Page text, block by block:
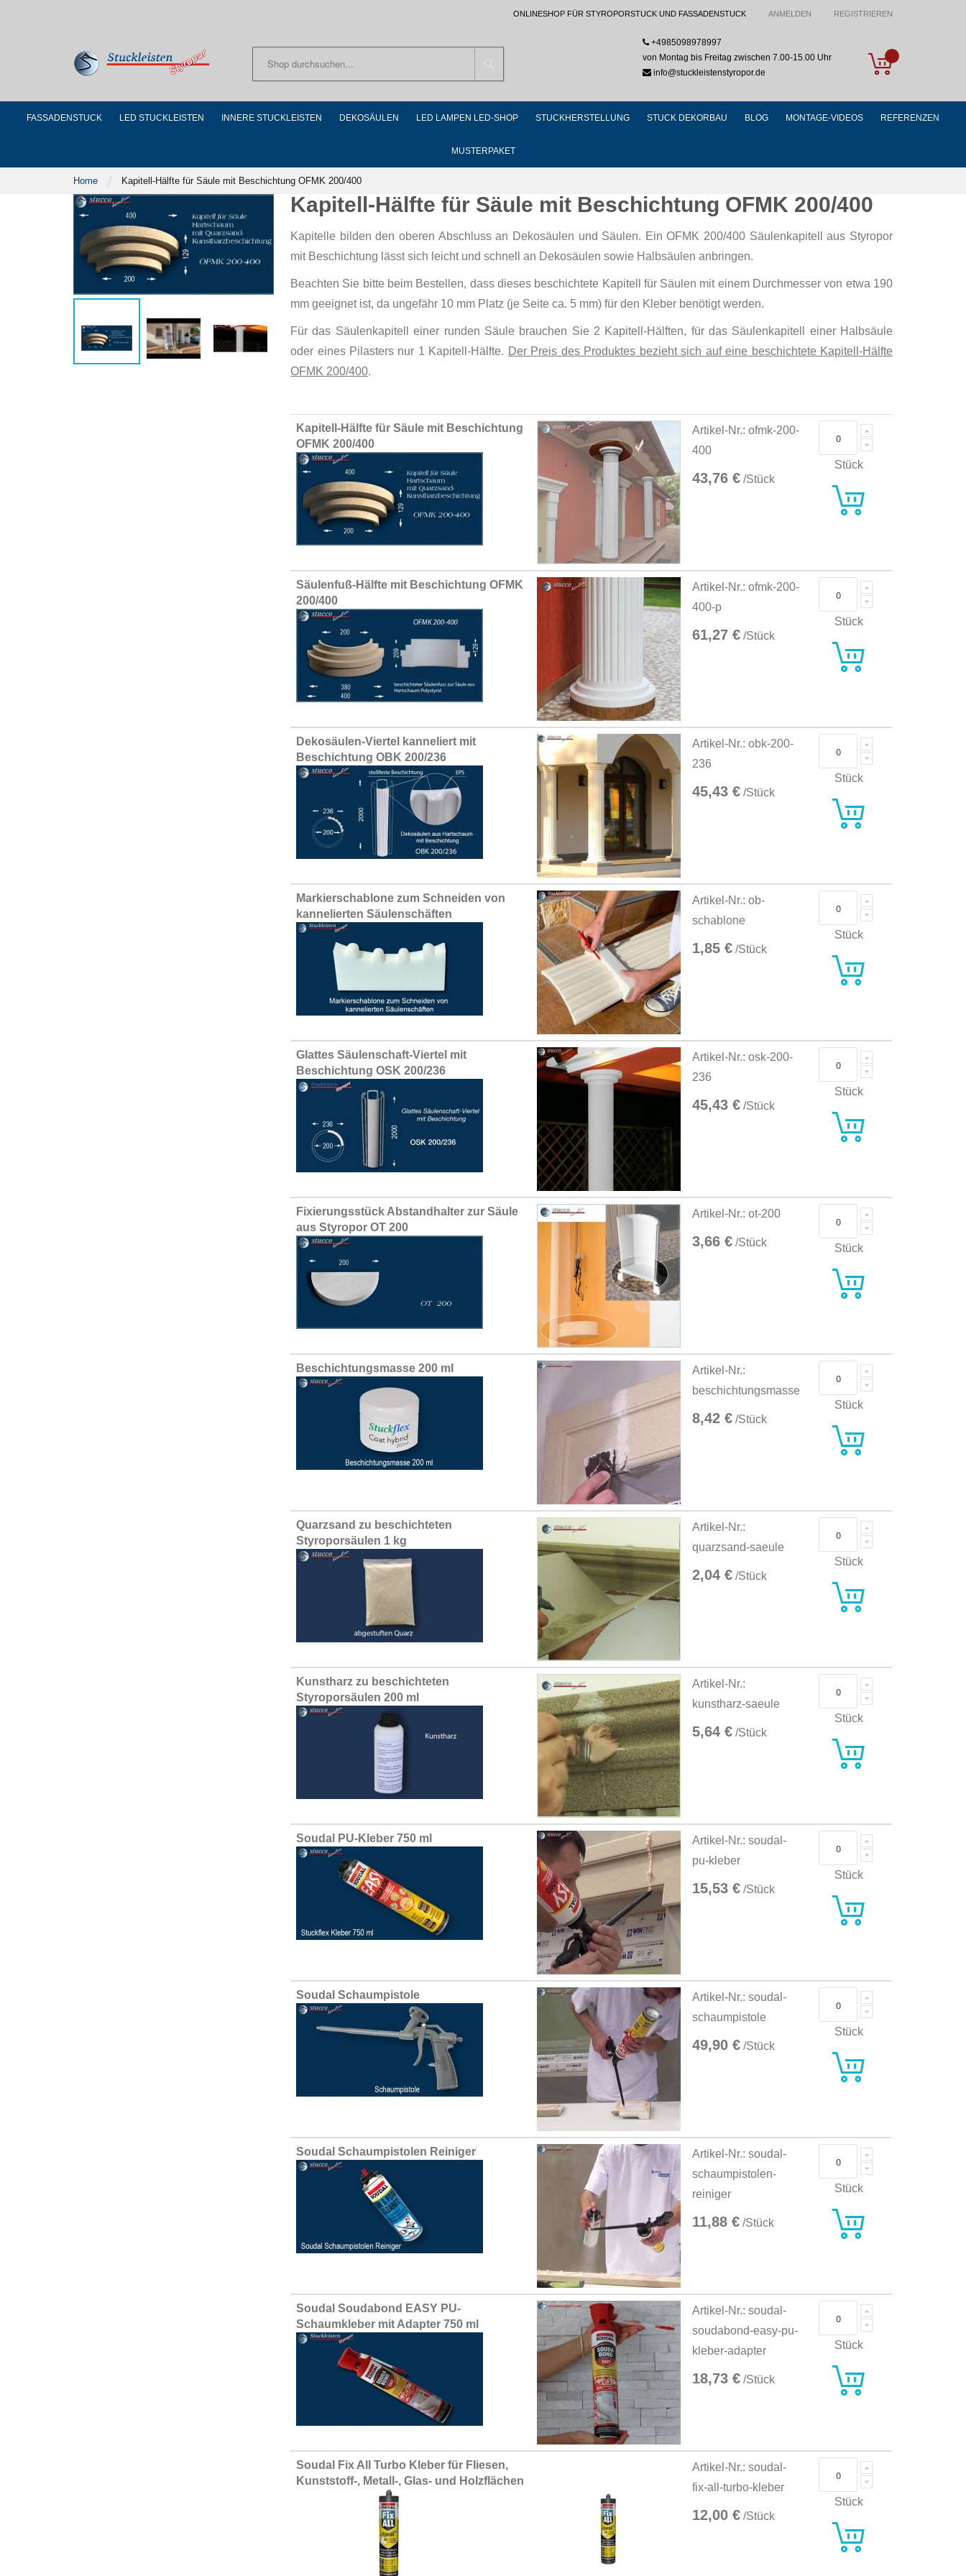
ONLINESHOP FÜR STYROPORSTUCK UND FASSADENSTUCK ANMELDEN REGISTRIEREN
My Cart
+4985098978997
von Montag bis Freitag zwischen 7.00-15.00 Uhr
info@stuckleistenstyropor.de
FASSADENSTUCK LED STUCKLEISTEN INNERE STUCKLEISTEN DEKOSÄULEN LED LAMPEN LED-SHOP STUCKHERSTELLUNG STUCK DEKORBAU BLOG MONTAGE-VIDEOS REFERENZEN
MUSTERPAKET
Home Kapitell-Hälfte für Säule mit Beschichtung OFMK 200/400
Kapitell-Hälfte für Säule mit Beschichtung OFMK 200/400
Kapitelle bilden den oberen Abschluss an Dekosäulen und Säulen. Ein OFMK 200/400 Säulenkapitell aus Styropor
mit Beschichtung lässt sich leicht und schnell an Dekosäulen sowie Halbsäulen anbringen.
Beachten Sie bitte beim Bestellen, dass dieses beschichtete Kapitell für Säulen mit einem Durchmesser von etwa 190
mm geeignet ist, da ungefähr 10 mm Platz (je Seite ca. 5 mm) für den Kleber benötigt werden.
Für das Säulenkapitell einer runden Säule brauchen Sie 2 Kapitell-Hälften, für das Säulenkapitell einer Halbsäule
oder eines Pilasters nur 1 Kapitell-Hälfte. Der Preis des Produktes bezieht sich auf eine beschichtete Kapitell-Hälfte
OFMK 200/400.
Grouped
product
items
Kapitell-Hälfte für Säule mit Beschichtung
OFMK 200/400
Artikel-Nr.: ofmk-200-
400
43,76 € /Stück
Stück
Säulenfuß-Hälfte mit Beschichtung OFMK
200/400
Artikel-Nr.: ofmk-200-
400-p
61,27 € /Stück
Stück
Dekosäulen-Viertel kanneliert mit
Beschichtung OBK 200/236
Artikel-Nr.: obk-200-
236
45,43 € /Stück
Stück
Markierschablone zum Schneiden von
kannelierten Säulenschäften
Artikel-Nr.: ob-
schablone
1,85 € /Stück
Stück
Glattes Säulenschaft-Viertel mit
Beschichtung OSK 200/236
Artikel-Nr.: osk-200-
236
45,43 € /Stück
Stück
Fixierungsstück Abstandhalter zur Säule
aus Styropor OT 200
Artikel-Nr.: ot-200
3,66 € /Stück Stück
Beschichtungsmasse 200 ml
Artikel-Nr.:
beschichtungsmasse
8,42 € /Stück
Stück
Quarzsand zu beschichteten
Styroporsäulen 1 kg
Artikel-Nr.:
quarzsand-saeule
2,04 € /Stück
Stück
Kunstharz zu beschichteten
Styroporsäulen 200 ml
Artikel-Nr.:
kunstharz-saeule
5,64 € /Stück
Stück
Soudal PU-Kleber 750 ml
Artikel-Nr.: soudal-
pu-kleber
15,53 € /Stück
Stück
Soudal Schaumpistole
Artikel-Nr.: soudal-
schaumpistole
49,90 € /Stück
Stück
Soudal Schaumpistolen Reiniger
Artikel-Nr.: soudal-
schaumpistolen-
reiniger
11,88 € /Stück
Stück
Soudal Soudabond EASY PU-
Schaumkleber mit Adapter 750 ml
Artikel-Nr.: soudal-
soudabond-easy-pu-
kleber-adapter
18,73 € /Stück
Stück
Soudal Fix All Turbo Kleber für Fliesen,
Kunststoff-, Metall-, Glas- und Holzflächen
Artikel-Nr.: soudal-
fix-all-turbo-kleber
12,00 € /Stück
Stück